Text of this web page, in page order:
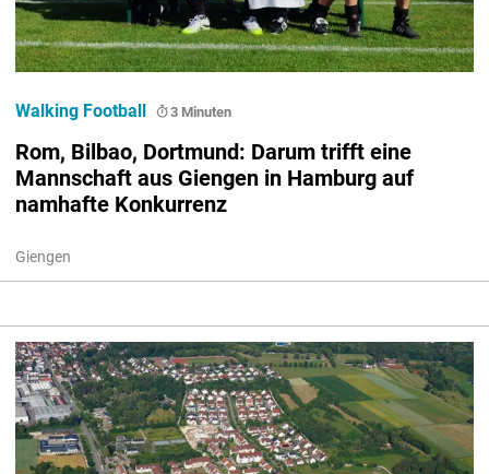
Rom, Bilbao, Dortmund: Darum trifft eine
Mannschaft aus Giengen in Hamburg auf
namhafte Konkurrenz
Giengen
Walking Football 3 Minuten